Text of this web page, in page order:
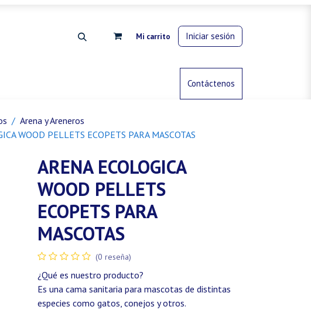
Mi carrito Iniciar sesión
Control de animalesContáctenos
Arena y Areneros
WOOD PELLETS ECOPETS PARA MASCOTAS
ARENA ECOLOGICA
WOOD PELLETS
ECOPETS PARA
MASCOTAS
(0 reseña)
¿Qué es nuestro producto?
Es una cama sanitaria para mascotas de distintas
especies como gatos, conejos y otros.